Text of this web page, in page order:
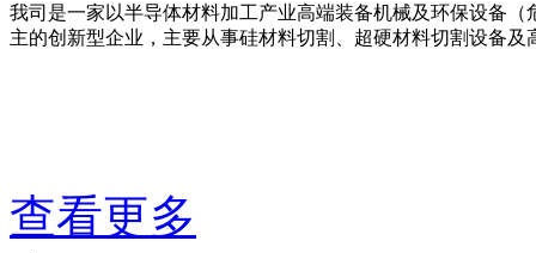
我司是一家以半导体材料加工产业高端装备机械及环保设备
主的创新型企业，主要从事硅材料切割、超硬材料切割设备
查看更多